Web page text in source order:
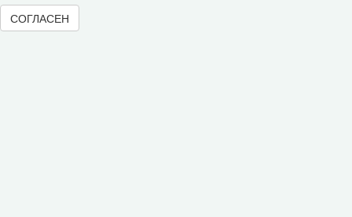
Социальное пространство
Юный экономист
СОГЛАСЕН